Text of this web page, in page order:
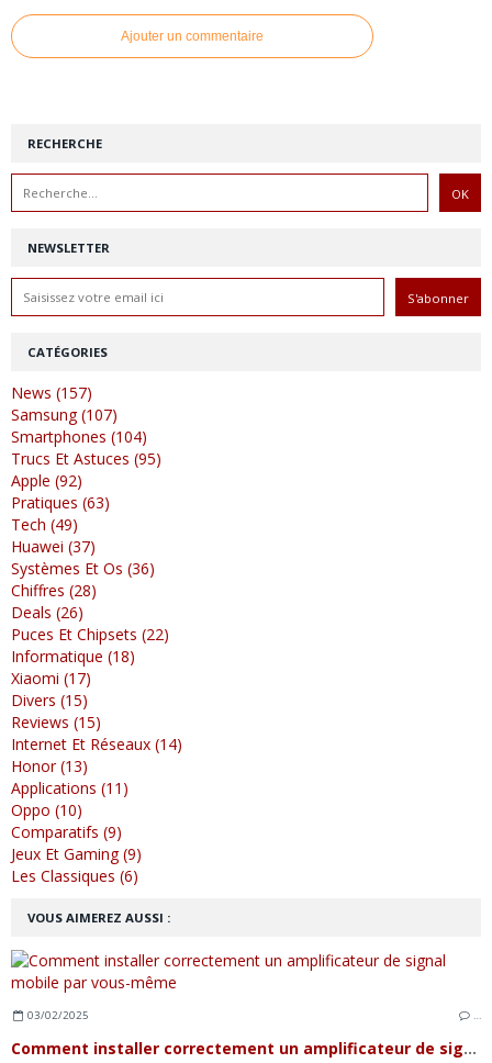
Ajouter un commentaire
NEWSLETTER
RECHERCHE
VOUS AIMEREZ AUSSI :
03/02/2025 …
Comment installer correctement un amplificateur de signal mobile par vous-même
CATÉGORIES
News (157)
Samsung (107)
Smartphones (104)
Trucs Et Astuces (95)
Apple (92)
Pratiques (63)
Tech (49)
Huawei (37)
Systèmes Et Os (36)
Chiffres (28)
Deals (26)
Puces Et Chipsets (22)
Informatique (18)
Xiaomi (17)
Divers (15)
Reviews (15)
Internet Et Réseaux (14)
Honor (13)
Applications (11)
Oppo (10)
Comparatifs (9)
Jeux Et Gaming (9)
Les Classiques (6)